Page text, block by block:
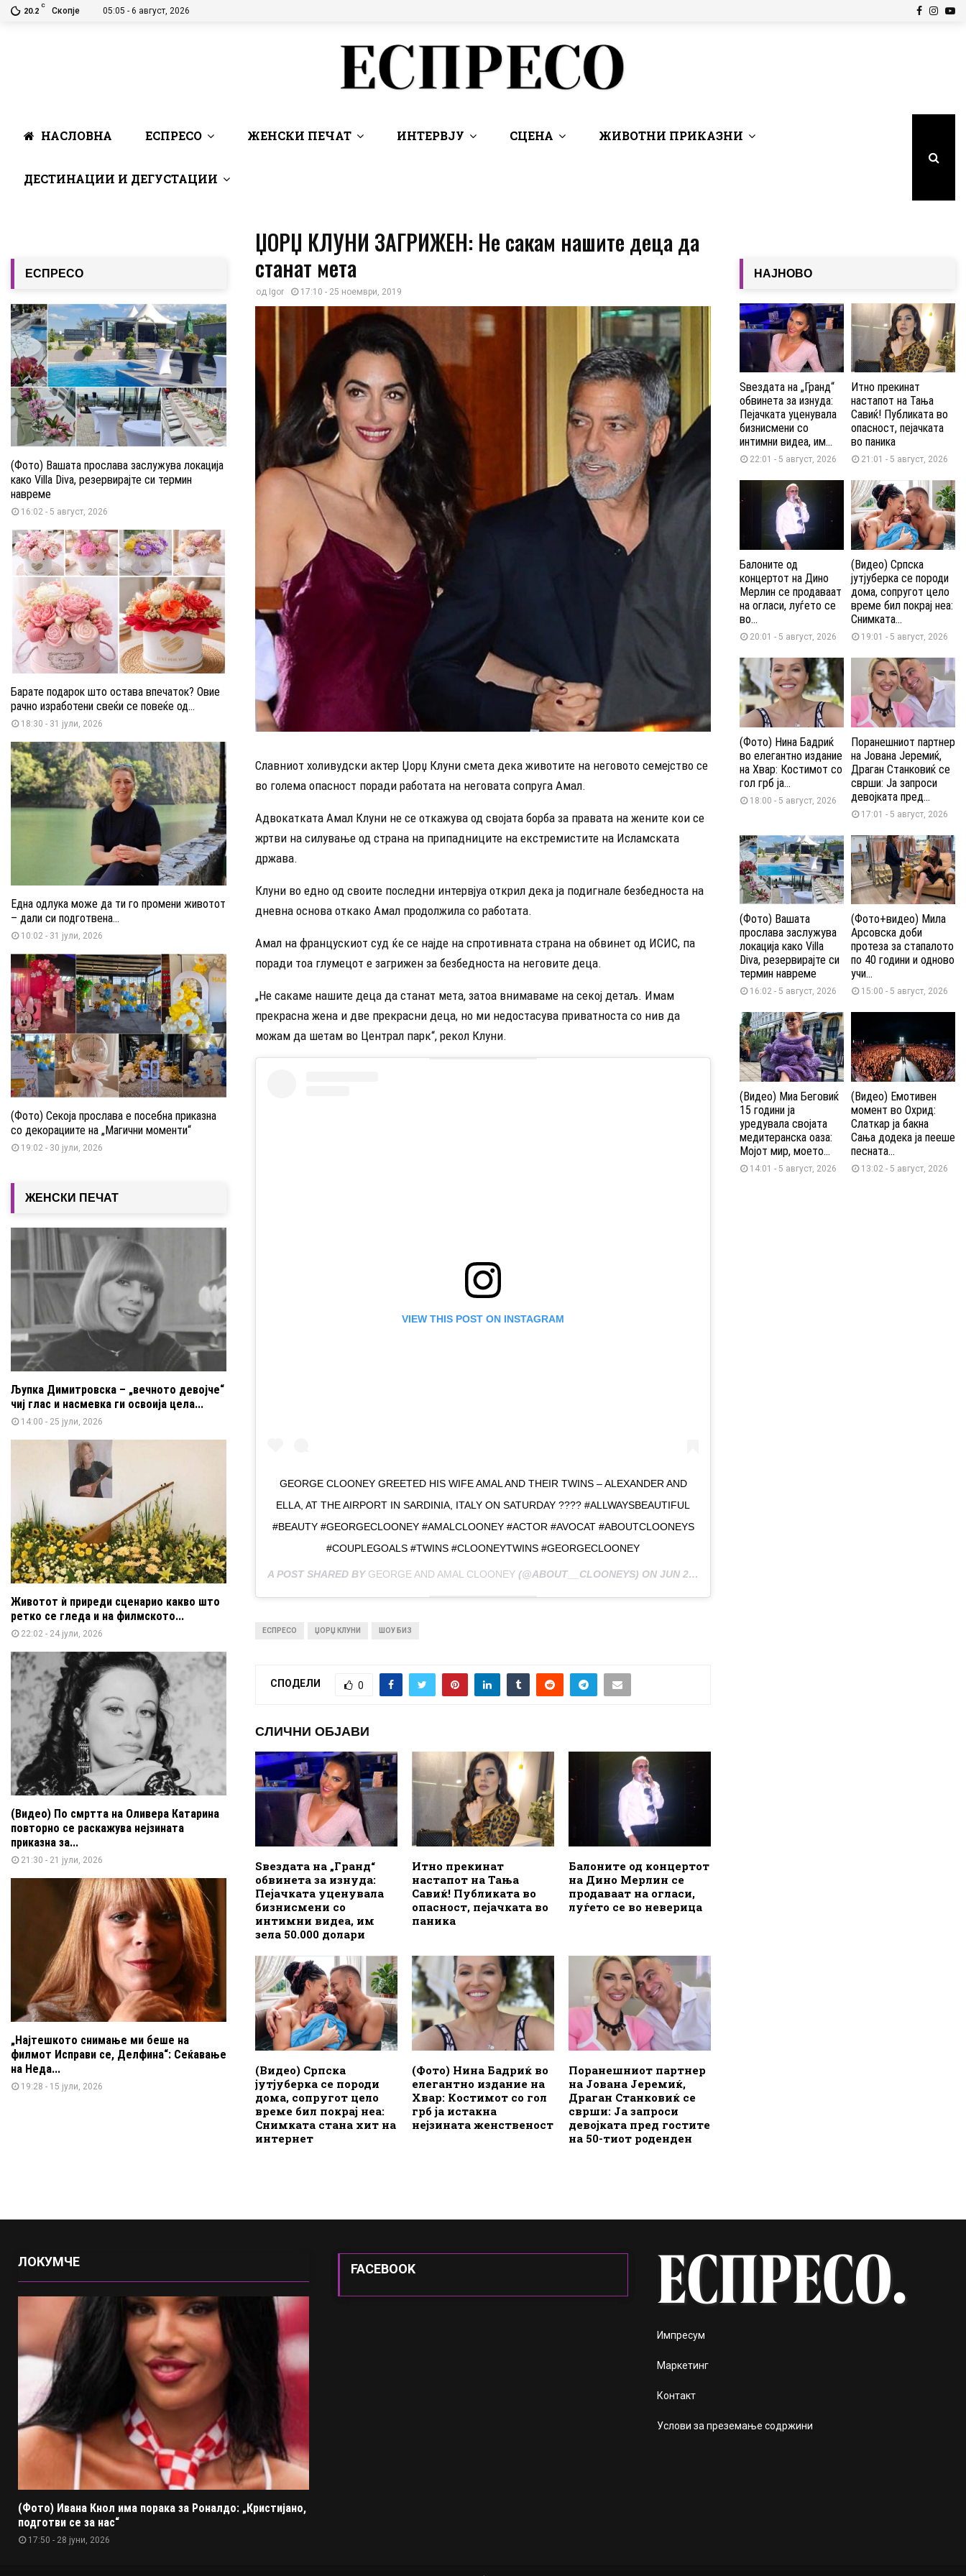
20.2
C
Скопје 05:05 - 6 август, 2026 Facebook
НАСЛОВНА ЕСПРЕСО ЖЕНСКИ ПЕЧАТ ИНТЕРВЈУ СЦЕНА ЖИВОТНИ ПРИКАЗНИ
ДЕСТИНАЦИИ И ДЕГУСТАЦИИ
ЏОРЏ КЛУНИ ЗАГРИЖЕН: Не сакам нашите деца да
станат мета
од Igor 17:10 - 25 ноември, 2019
Славниот холивудски актер Џорџ Клуни смета дека животите на неговото семејство се
во голема опасност поради работата на неговата сопруга Амал.
Адвокатката Амал Клуни не се откажува од својата борба за правата на жените кои се
жртви на силување од страна на припадниците на екстремистите на Исламската
држава.
Клуни во едно од своите последни интервјуа открил дека ја подигнале безбедноста на
дневна основа откако Амал продолжила со работата.
Амал на францускиот суд ќе се најде на спротивната страна на обвинет од ИСИС, па
поради тоа глумецот е загрижен за безбедноста на неговите деца.
„Не сакаме нашите деца да станат мета, затоа внимаваме на секој детаљ. Имам
прекрасна жена и две прекрасни деца, но ми недостасува приватноста со нив да
можам да шетам во Централ парк“, рекол Клуни.
VIEW THIS POST ON INSTAGRAM
GEORGE CLOONEY GREETED HIS WIFE AMAL AND THEIR TWINS – ALEXANDER AND
ELLA, AT THE AIRPORT IN SARDINIA, ITALY ON SATURDAY ???? #ALLWAYSBEAUTIFUL
#BEAUTY #GEORGECLOONEY #AMALCLOONEY #ACTOR #AVOCAT #ABOUTCLOONEYS
#COUPLEGOALS #TWINS #CLOONEYTWINS #GEORGECLOONEY
A POST SHARED BY GEORGE AND AMAL CLOONEY (@ABOUT__CLOONEYS) ON JUN 25, 2018 AT 9:30AM PDT
ЕСПРЕСО ЏОРЏ КЛУНИ ШОУ БИЗ
СПОДЕЛИ 0
СЛИЧНИ ОБЈАВИ
Ѕвездата на „Гранд“
обвинета за изнуда:
Пејачката уценувала
бизнисмени со
интимни видеа, им
зела 50.000 долари
Итно прекинат
настапот на Тања
Савиќ! Публиката во
опасност, пејачката во
паника
Балоните од концертот
на Дино Мерлин се
продаваат на огласи,
луѓето се во неверица
(Видео) Српска
јутјуберка се породи
дома, сопругот цело
време бил покрај неа:
Снимката стана хит на
интернет
(Фото) Нина Бадриќ во
елегантно издание на
Хвар: Костимот со гол
грб ја истакна
нејзината женственост
Поранешниот партнер
на Јована Јеремиќ,
Драган Станковиќ се
сврши: Ја запроси
девојката пред гостите
на 50-тиот роденден
ЕСПРЕСО
(Фото) Вашата прослава заслужува локација
како Villa Diva, резервирајте си термин
навреме
16:02 - 5 август, 2026
Барате подарок што остава впечаток? Овие
рачно изработени свеќи се повеќе од...
18:30 - 31 јули, 2026
Една одлука може да ти го промени животот
– дали си подготвена...
10:02 - 31 јули, 2026
(Фото) Секоја прослава е посебна приказна
со декорациите на „Магични моменти“
19:02 - 30 јули, 2026
ЖЕНСКИ ПЕЧАТ
Љупка Димитровска – „вечното девојче“
чиј глас и насмевка ги освоија цела...
14:00 - 25 јули, 2026
Животот ѝ приреди сценарио какво што
ретко се гледа и на филмското...
22:02 - 24 јули, 2026
(Видео) По смртта на Оливера Катарина
повторно се раскажува нејзината
приказна за...
21:30 - 21 јули, 2026
„Најтешкото снимање ми беше на
филмот Исправи се, Делфина“: Сеќавање
на Неда...
19:28 - 15 јули, 2026
НАЈНОВО
Ѕвездата на „Гранд“
обвинета за изнуда:
Пејачката уценувала
бизнисмени со
интимни видеа, им...
22:01 - 5 август, 2026
Итно прекинат
настапот на Тања
Савиќ! Публиката во
опасност, пејачката
во паника
21:01 - 5 август, 2026
Балоните од
концертот на Дино
Мерлин се продаваат
на огласи, луѓето се
во...
20:01 - 5 август, 2026
(Видео) Српска
јутјуберка се породи
дома, сопругот цело
време бил покрај неа:
Снимката...
19:01 - 5 август, 2026
(Фото) Нина Бадриќ
во елегантно издание
на Хвар: Костимот со
гол грб ја...
18:00 - 5 август, 2026
Поранешниот партнер
на Јована Јеремиќ,
Драган Станковиќ се
сврши: Ја запроси
девојката пред...
17:01 - 5 август, 2026
(Фото) Вашата
прослава заслужува
локација како Villa
Diva, резервирајте си
термин навреме
16:02 - 5 август, 2026
(Фото+видео) Мила
Арсовска доби
протеза за стапалото
по 40 години и одново
учи...
15:00 - 5 август, 2026
(Видео) Миа Беговиќ
15 години ја
уредувала својата
медитеранска оаза:
Мојот мир, моето...
14:01 - 5 август, 2026
(Видео) Емотивен
момент во Охрид:
Слаткар ја бакна
Сања додека ја пееше
песната...
13:02 - 5 август, 2026
ЛОКУМЧЕ
(Фото) Ивана Кнол има порака за Роналдо: „Кристијано,
подготви се за нас“
17:50 - 28 јуни, 2026
FACEBOOK
Импресум
Маркетинг
Контакт
Услови за преземање содржини